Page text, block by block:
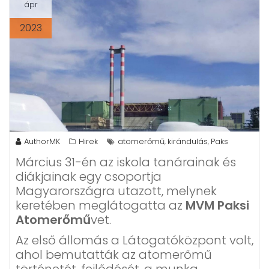
ápr
2023
AuthorMK Hirek atomerőmű, kirándulás, Paks
Március 31-én az iskola tanárainak és
diákjainak egy csoportja
Magyarországra utazott, melynek
keretében meglátogatta az MVM Paksi
Atomerőművet.
Az első állomás a Látogatóközpont volt,
ahol bemutatták az atomerőmű